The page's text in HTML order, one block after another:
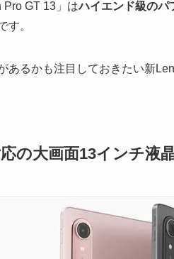
Pro GT 13」はハイエンド級のパ
す。
あるかも注目しておきたい新
の大画面13インチ液